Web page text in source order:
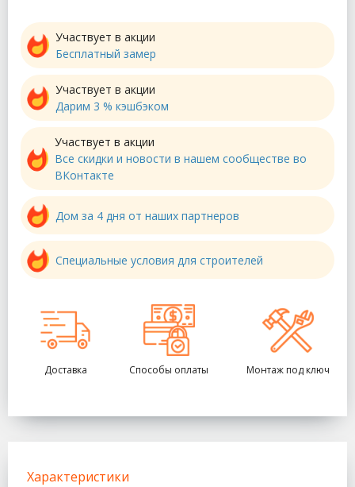
Участвует в акции
Бесплатный замер
Участвует в акции
Дарим 3 % кэшбэком
Участвует в акции
Все скидки и новости в нашем сообществе во
ВКонтакте
Дом за 4 дня от наших партнеров
Специальные условия для строителей
Доставка Способы оплаты Монтаж под ключ
Характеристики